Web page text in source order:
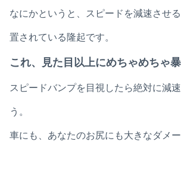
なにかというと、スピードを減速させ
置されている隆起です。
これ、見た目以上にめちゃめちゃ
スピードバンプを目視したら絶対に減
う。
車にも、あなたのお尻にも大きなダメ